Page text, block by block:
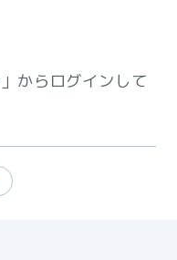
」からログインして